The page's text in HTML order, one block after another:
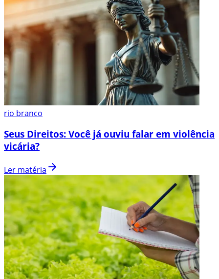
rio branco
Seus Direitos: Você já ouviu falar em violência
vicária?
Ler matéria